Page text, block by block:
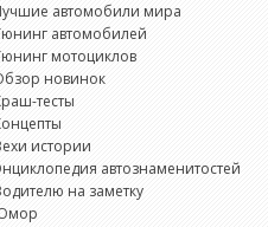
автомобили мира
автомобилей
мотоциклов
новинок
тесты
истории
автознаменитостей
на заметку